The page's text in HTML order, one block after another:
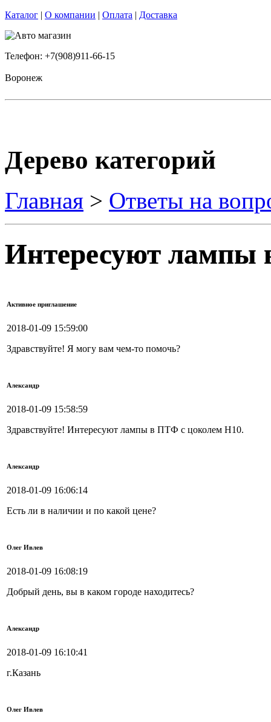
Каталог | О компании | Оплата | Доставка
Телефон: +7(908)911-66-15
Воронеж
Дерево категорий
Главная > Ответы на
Интересуют лампы
Активное приглашение
2018-01-09 15:59:00
Здравствуйте! Я могу вам чем-то помочь?
Александр
2018-01-09 15:58:59
Здравствуйте! Интересуют лампы в ПТФ с цоколем H10.
Александр
2018-01-09 16:06:14
Есть ли в наличии и по какой цене?
Олег Ивлев
2018-01-09 16:08:19
Добрый день, вы в каком городе находитесь?
Александр
2018-01-09 16:10:41
г.Казань
Олег Ивлев